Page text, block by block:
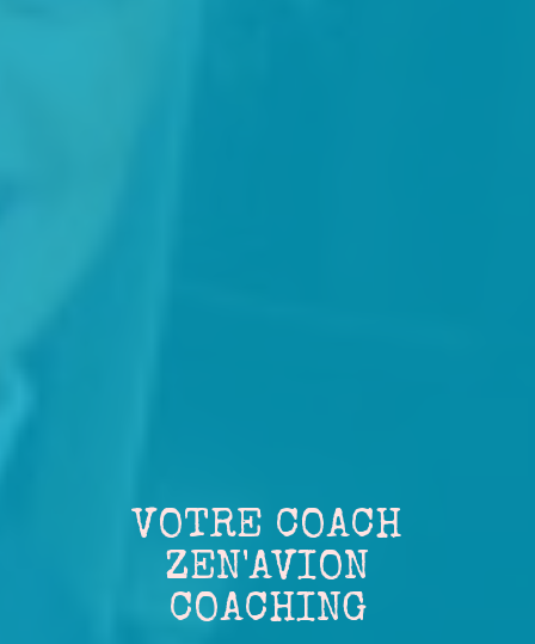
VOTRE COACH
ZEN'AVION
COACHING